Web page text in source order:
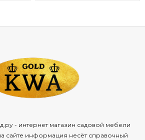
- интернет магазин садовой мебели
сайте информация несёт справочный